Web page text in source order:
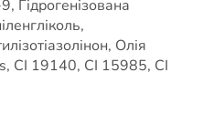
Гідрогенізована
Олія
CI 19140, CI 15985, CI